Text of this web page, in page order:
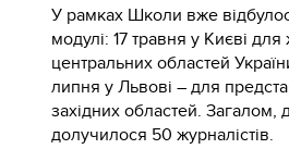
У рамках Школи вже
модулі: 17 травня у Києві для
центральних областей
липня у Львові – для
західних областей. Загалом,
долучилося 50 журналістів.